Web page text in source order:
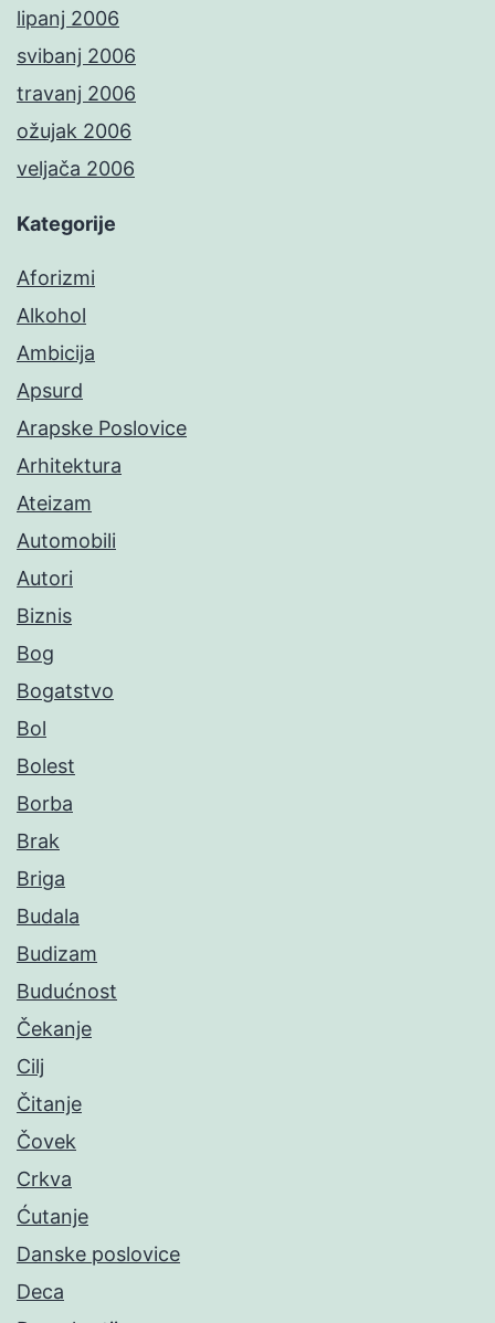
lipanj 2006
svibanj 2006
travanj 2006
ožujak 2006
veljača 2006
Kategorije
Aforizmi
Alkohol
Ambicija
Apsurd
Arapske Poslovice
Arhitektura
Ateizam
Automobili
Autori
Biznis
Bog
Bogatstvo
Bol
Bolest
Borba
Brak
Briga
Budala
Budizam
Budućnost
Čekanje
Cilj
Čitanje
Čovek
Crkva
Ćutanje
Danske poslovice
Deca